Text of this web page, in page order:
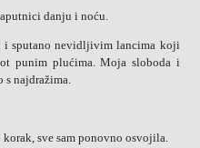
danju i noću.
i sputano nevidljivim lancima koji
punim plućima. Moja sloboda i
s najdražima.
sve sam ponovno osvojila.